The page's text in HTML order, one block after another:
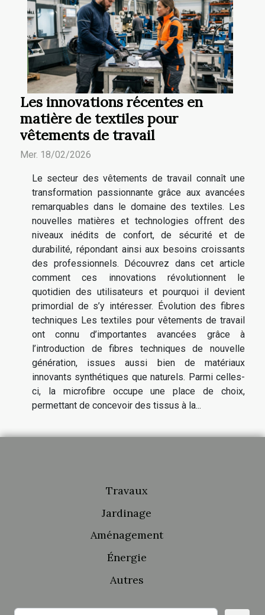
Les innovations récentes en
matière de textiles pour
vêtements de travail
Mer. 18/02/2026
Le secteur des vêtements de travail connaît une
transformation passionnante grâce aux avancées
remarquables dans le domaine des textiles. Les
nouvelles matières et technologies offrent des
niveaux inédits de confort, de sécurité et de
durabilité, répondant ainsi aux besoins croissants
des professionnels. Découvrez dans cet article
comment ces innovations révolutionnent le
quotidien des utilisateurs et pourquoi il devient
primordial de s’y intéresser. Évolution des fibres
techniques Les textiles pour vêtements de travail
ont connu d’importantes avancées grâce à
l’introduction de fibres techniques de nouvelle
génération, issues aussi bien de matériaux
innovants synthétiques que naturels. Parmi celles-
ci, la microfibre occupe une place de choix,
permettant de concevoir des tissus à la...
Travaux
Jardinage
Aménagement
Énergie
Autres